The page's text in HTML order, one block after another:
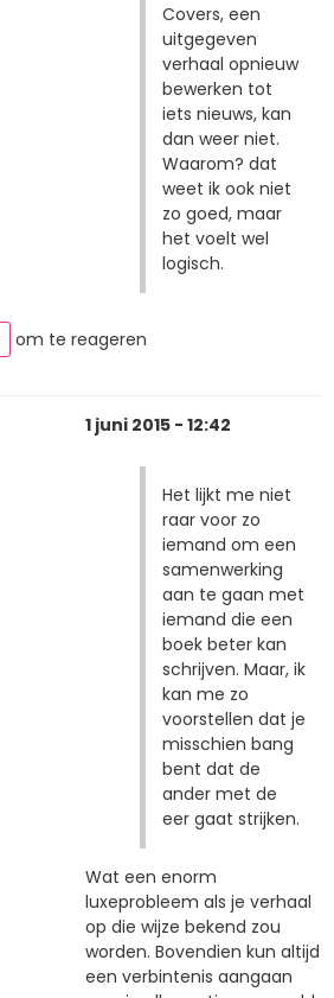
Covers, een
uitgegeven
verhaal opnieuw
bewerken tot
iets nieuws, kan
dan weer niet.
Waarom? dat
weet ik ook niet
zo goed, maar
het voelt wel
logisch.
om te reageren
1 juni 2015 - 12:42
Het lijkt me niet
raar voor zo
iemand om een
samenwerking
aan te gaan met
iemand die een
boek beter kan
schrijven. Maar, ik
kan me zo
voorstellen dat je
misschien bang
bent dat de
ander met de
eer gaat strijken.
Wat een enorm
luxeprobleem als je verhaal
op die wijze bekend zou
worden. Bovendien kun altijd
een verbintenis aangaan